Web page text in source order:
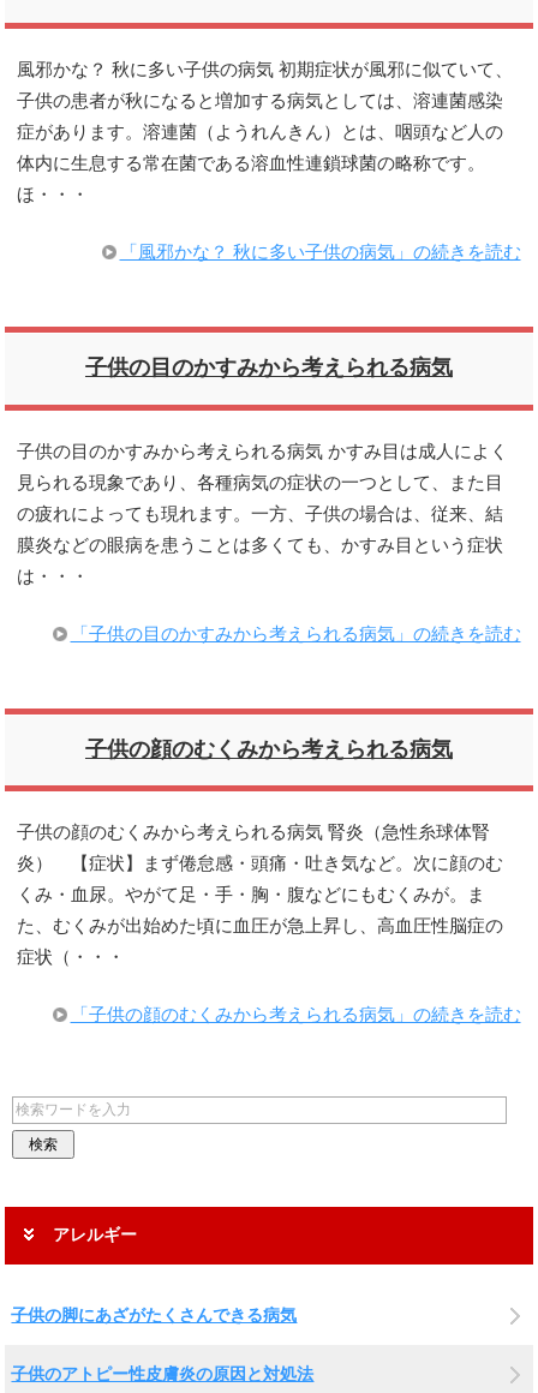
風邪かな？ 秋に多い子供の病気 初期症状が風邪に似ていて、
子供の患者が秋になると増加する病気としては、溶連菌感染
症があります。溶連菌（ようれんきん）とは、咽頭など人の
体内に生息する常在菌である溶血性連鎖球菌の略称です。
ほ・・・
「風邪かな？ 秋に多い子供の病気」の続きを読む
子供の目のかすみから考えられる病気
子供の目のかすみから考えられる病気 かすみ目は成人によく
見られる現象であり、各種病気の症状の一つとして、また目
の疲れによっても現れます。一方、子供の場合は、従来、結
膜炎などの眼病を患うことは多くても、かすみ目という症状
は・・・
「子供の目のかすみから考えられる病気」の続きを読む
子供の顔のむくみから考えられる病気
子供の顔のむくみから考えられる病気 腎炎（急性糸球体腎
炎） 【症状】まず倦怠感・頭痛・吐き気など。次に顔のむ
くみ・血尿。やがて足・手・胸・腹などにもむくみが。ま
た、むくみが出始めた頃に血圧が急上昇し、高血圧性脳症の
症状（・・・
「子供の顔のむくみから考えられる病気」の続きを読む
アレルギー
子供の脚にあざがたくさんできる病気
子供のアトピー性皮膚炎の原因と対処法